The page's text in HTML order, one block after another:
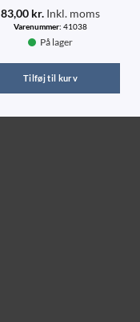
83,00 kr. Inkl. moms
Varenummer: 41038
På lager
Tilføj til kurv